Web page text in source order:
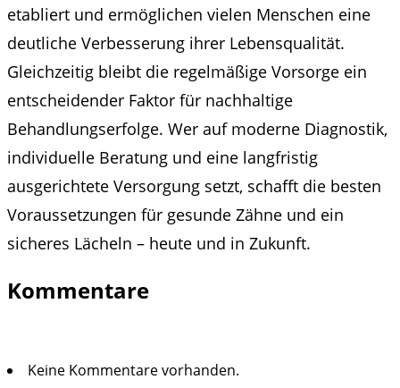
etabliert und ermöglichen vielen Menschen eine
deutliche Verbesserung ihrer Lebensqualität.
Gleichzeitig bleibt die regelmäßige Vorsorge ein
entscheidender Faktor für nachhaltige
Behandlungserfolge. Wer auf moderne Diagnostik,
individuelle Beratung und eine langfristig
ausgerichtete Versorgung setzt, schafft die besten
Voraussetzungen für gesunde Zähne und ein
sicheres Lächeln – heute und in Zukunft.
Kommentare
Keine Kommentare vorhanden.